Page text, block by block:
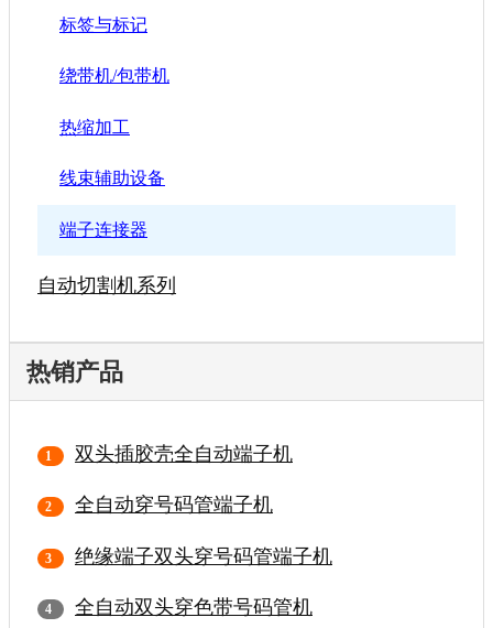
标签与标记
绕带机/包带机
热缩加工
线束辅助设备
端子连接器
自动切割机系列
热销产品
双头插胶壳全自动端子机
全自动穿号码管端子机
绝缘端子双头穿号码管端子机
全自动双头穿色带号码管机